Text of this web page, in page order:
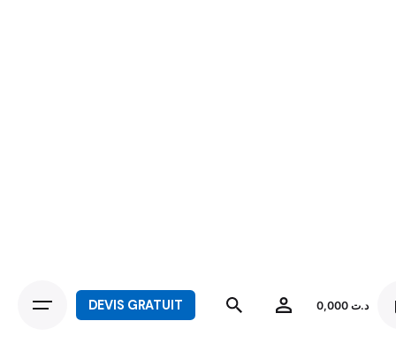
DEVIS GRATUIT د.ت0,000